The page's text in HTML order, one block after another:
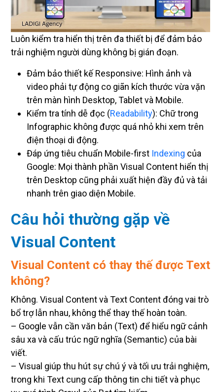
Luôn kiểm tra hiển thị trên đa thiết bị để đảm bảo
trải nghiệm người dùng không bị gián đoạn.
Đảm bảo thiết kế Responsive: Hình ảnh và
video phải tự động co giãn kích thước vừa vặn
trên màn hình Desktop, Tablet và Mobile.
Kiểm tra tính dễ đọc (Readability): Chữ trong
Infographic không được quá nhỏ khi xem trên
điện thoại di động.
Đáp ứng tiêu chuẩn Mobile-first Indexing của
Google: Mọi thành phần Visual Content hiển thị
trên Desktop cũng phải xuất hiện đầy đủ và tải
nhanh trên giao diện Mobile.
Câu hỏi thường gặp về
Visual Content
Visual Content có thay thế được Text
không?
Không. Visual Content và Text Content đóng vai trò
bổ trợ lẫn nhau, không thể thay thế hoàn toàn.
– Google vẫn cần văn bản (Text) để hiểu ngữ cảnh
sâu xa và cấu trúc ngữ nghĩa (Semantic) của bài
viết.
– Visual giúp thu hút sự chú ý và tối ưu trải nghiệm,
trong khi Text cung cấp thông tin chi tiết và phục